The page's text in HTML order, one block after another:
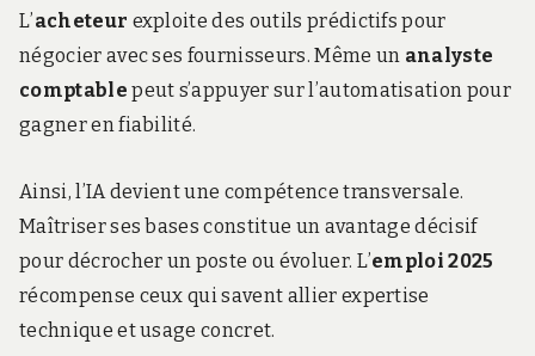
L’acheteur exploite des outils prédictifs pour
négocier avec ses fournisseurs. Même un analyste
comptable peut s’appuyer sur l’automatisation pour
gagner en fiabilité.
Ainsi, l’IA devient une compétence transversale.
Maîtriser ses bases constitue un avantage décisif
pour décrocher un poste ou évoluer. L’emploi 2025
récompense ceux qui savent allier expertise
technique et usage concret.